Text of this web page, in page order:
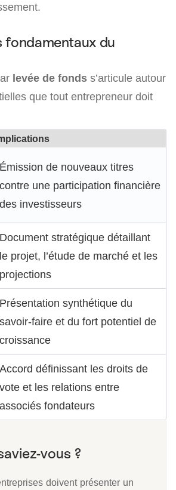
fondamentaux du
levée de fonds s’articule autour
que tout entrepreneur doit
Émission de nouveaux titres
contre une participation financière
des investisseurs
Document stratégique détaillant
le projet, l’étude de marché et les
projections
Présentation synthétique du
savoir-faire et du fort potentiel de
croissance
Accord définissant les droits de
vote et les relations entre
associés fondateurs
doivent présenter un